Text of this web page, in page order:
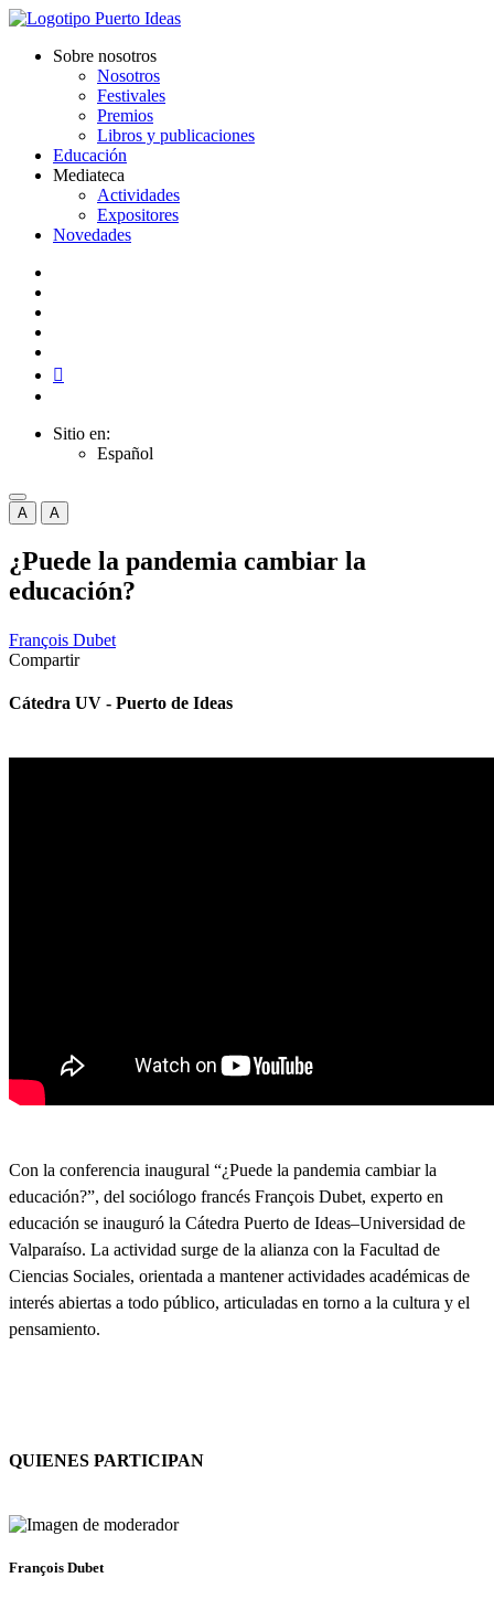
Sobre nosotros
Nosotros
Festivales
Premios
Libros y publicaciones
Educación
Mediateca
Actividades
Expositores
Novedades
Sitio en:
Español
A A
¿Puede la pandemia cambiar la
educación?
François Dubet
Compartir
Cátedra UV - Puerto de Ideas
Con la conferencia inaugural “¿Puede la pandemia cambiar la
educación?”, del sociólogo francés François Dubet, experto en
educación se inauguró la Cátedra Puerto de Ideas–Universidad de
Valparaíso. La actividad surge de la alianza con la Facultad de
Ciencias Sociales, orientada a mantener actividades académicas de
interés abiertas a todo público, articuladas en torno a la cultura y el
pensamiento.
QUIENES PARTICIPAN
François Dubet